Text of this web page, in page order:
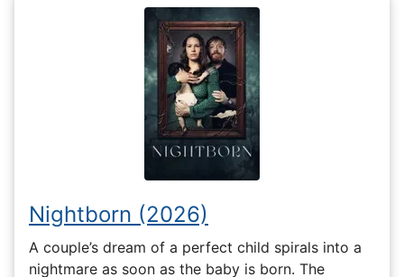
Nightborn (2026)
A couple’s dream of a perfect child spirals into a
nightmare as soon as the baby is born. The